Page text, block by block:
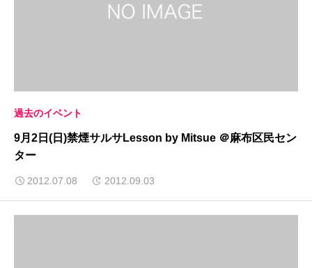
過去のイベント
9月2日(日)禁煙サルサLesson by Mitsue ＠麻布区民セン
ター
2012.07.08 2012.09.03